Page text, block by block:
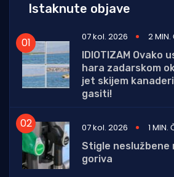
Istaknute objave
07 kol. 2026
2 MIN.
IDIOTIZAM Ovako
hara zadarskom
jet skijem
gasiti!
07 kol. 2026
1 MIN.
Stigle neslužbene
goriva